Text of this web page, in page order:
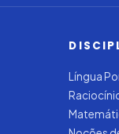
Língua